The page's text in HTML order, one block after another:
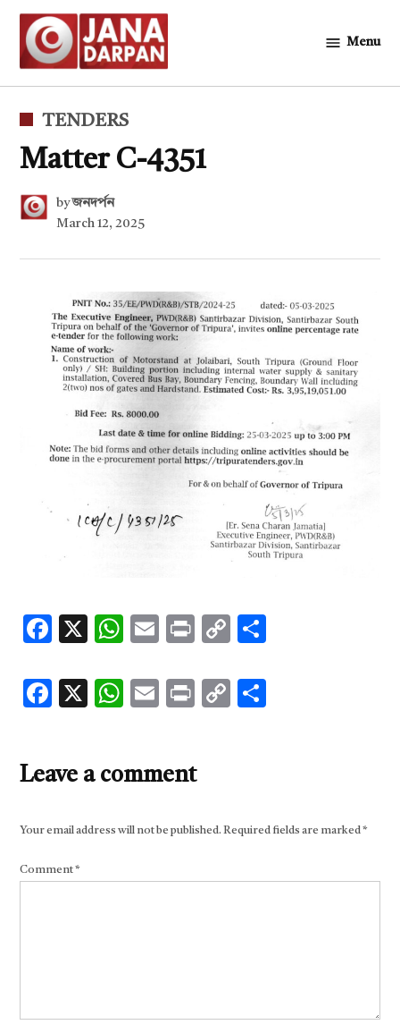
Skip
content
Menu
POSTED
IN
TENDERS
Matter C-4351
by জনদর্পন
March 12, 2025
Facebook
X WhatsApp
EmailPrintCopy
Facebook
X WhatsApp
EmailPrintCopy
Leave a comment
Your email address will not be published. Required fields are marked*
Comment*